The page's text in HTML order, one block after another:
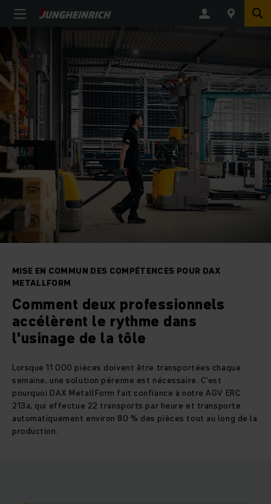
MISE EN COMMUN DES COMPÉTENCES POUR DAX
METALLFORM
Comment deux professionnels
accélèrent le rythme dans
l'usinage de la tôle
Lorsque 11 000 pièces doivent être transportées chaque
semaine, une solution pérenne est nécessaire. C'est
pourquoi DAX MetallForm fait confiance à notre AGV ERC
213a, qui effectue 22 transports par heure et transporte
automatiquement environ 80 % des pièces tout au long de la
production.